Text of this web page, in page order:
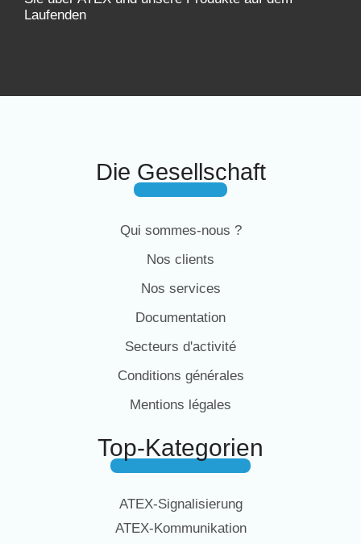
Laufenden
Die Gesellschaft
Qui sommes-nous ?
Nos clients
Nos services
Documentation
Secteurs d'activité
Conditions générales
Mentions légales
Top-Kategorien
ATEX-Signalisierung
ATEX-Kommunikation